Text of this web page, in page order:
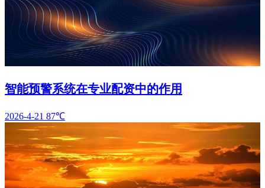
智能预警系统在专业配资中的作用
2026-4-21 87℃